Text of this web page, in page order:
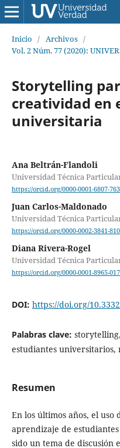
Inicio / Archivos /
Vol. 2 Núm. 77 (2020):
Storytelling
creatividad en
universitaria
Ana Beltrán-Flandoli
Universidad Técnica
https://orcid.org/0000-0001-6807-
Juan Carlos-Maldonado
Universidad Técnica
https://orcid.org/0000-0002-3841-
Diana Rivera-Rogel
Universidad Técnica
https://orcid.org/0000-0001-8965-
DOI: https://doi.org/
Palabras clave:
estudiantes universitarios,
Resumen
En los últimos años, el uso
aprendizaje de
sido un tema de discusión